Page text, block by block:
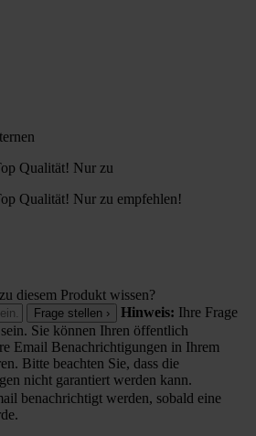
Qualität! Nur zu
Qualität! Nur zu empfehlen!
diesem Produkt wissen?
Frage stellen › Hinweis: Ihre Frage
Sie können Ihren öffentlich
Email Benachrichtigungen in Ihrem
Bitte beachten Sie, dass die
nicht garantiert werden kann.
benachrichtigt werden, sobald eine